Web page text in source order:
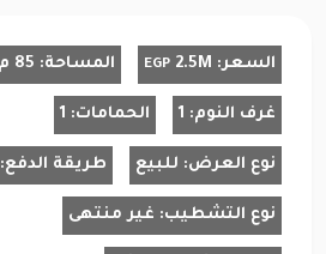
السعر: 2.5M
EGP المساحة: 85 م2
غرف النوم: 1 الحمامات: 1
نوع العرض: للبيع طريقة الدفع:
نوع التشطيب: غير منتهى